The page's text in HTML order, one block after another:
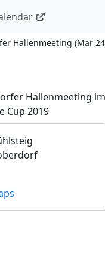
Hallenmeeting (Mar
Hallenmeeting
Cup 2019